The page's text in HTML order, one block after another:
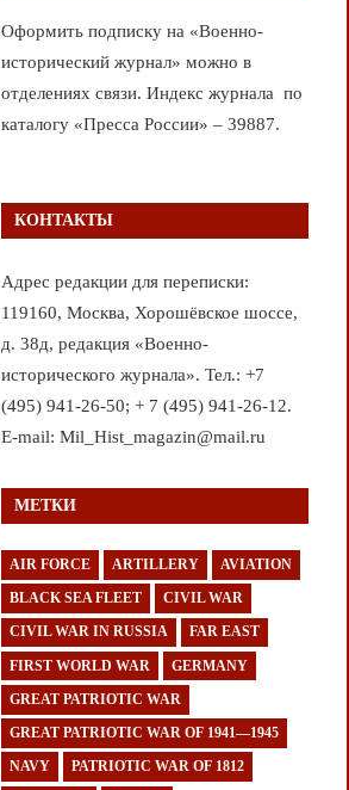
Оформить подписку на «Военно-
исторический журнал» можно в
отделениях связи. Индекс журнала по
каталогу «Пресса России» – 39887.
КОНТАКТЫ
Адрес редакции для переписки:
119160, Москва, Хорошёвское шоссе,
д. 38д, редакция «Военно-
исторического журнала». Тел.: +7
(495) 941-26-50; + 7 (495) 941-26-12.
E-mail: Mil_Hist_magazin@mail.ru
МЕТКИ
AIR FORCE ARTILLERY AVIATION
BLACK SEA FLEET CIVIL WAR
CIVIL WAR IN RUSSIA FAR EAST
FIRST WORLD WAR GERMANY
GREAT PATRIOTIC WAR
GREAT PATRIOTIC WAR OF 1941—1945
NAVY PATRIOTIC WAR OF 1812